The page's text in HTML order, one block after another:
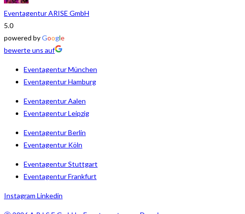
Eventagentur ARISE GmbH
5.0
powered byGoogle
bewerte uns auf
Eventagentur München
Eventagentur Hamburg
Eventagentur Aalen
Eventagentur Leipzig
Eventagentur Berlin
Eventagentur Köln
Eventagentur Stuttgart
Eventagentur Frankfurt
Instagram Linkedin